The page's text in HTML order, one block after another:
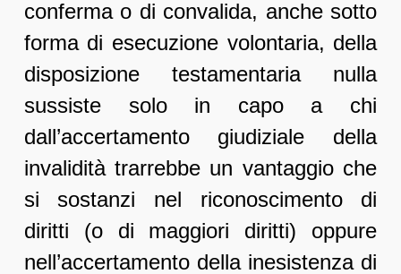
conferma o di convalida, anche sotto
forma di esecuzione volontaria, della
disposizione testamentaria nulla
sussiste solo in capo a chi
dall’accertamento giudiziale della
invalidità trarrebbe un vantaggio che
si sostanzi nel riconoscimento di
diritti (o di maggiori diritti) oppure
nell’accertamento della inesistenza di